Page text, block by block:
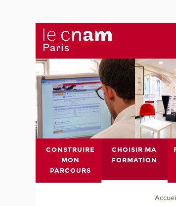
CONSTRUIRE
MON
PARCOURS
CHOISIR MA
FORMATION
Accueil